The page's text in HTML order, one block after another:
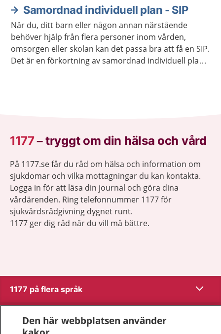
Samordnad individuell plan - SIP
När du, ditt barn eller någon annan närstående
behöver hjälp från flera personer inom vården,
omsorgen eller skolan kan det passa bra att få en SIP.
Det är en förkortning av samordnad individuell plan.
1177–tryggt om din hälsa och vård
På 1177.se får du råd om hälsa och information om
sjukdomar och vilka mottagningar du kan kontakta.
Logga in för att läsa din journal och göra dina
vårdärenden. Ring telefonnummer 1177 för
sjukvårdsrådgivning dygnet runt.
1177 ger dig råd när du vill må bättre.
1177 på flera språk Visa
Om 1177
Den här webbplatsen använder